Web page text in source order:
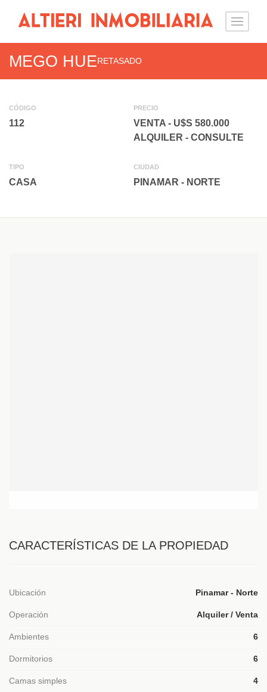
MEGO HUERETASADO
CÓDIGO
112
PRECIO
VENTA - U$S 580.000
ALQUILER - CONSULTE
TIPO
CASA
CIUDAD
PINAMAR - NORTE
CARACTERÍSTICAS DE LA PROPIEDAD
Ubicación Pinamar - Norte
Operación Alquiler / Venta
Ambientes 6
Dormitorios 6
Camas simples 4